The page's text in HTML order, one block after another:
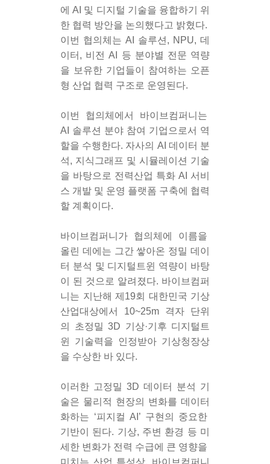
에 AI 및 디지털 기술을 융합하기 위
한 협력 방안을 논의했다고 밝혔다.
이번 협의체는 AI 솔루션, NPU, 데
이터, 비전 AI 등 분야별 전문 역량
을 보유한 기업들이 참여하는 오픈
형 산업 협력 구조로 운영된다.
이번 협의체에서 바이브컴퍼니는
AI 솔루션 분야 참여 기업으로서 역
할을 수행한다. 자사의 AI 데이터 분
석, 지식그래프 및 시뮬레이션 기술
을 바탕으로 전력산업 특화 AI 서비
스 개발 및 운영 플랫폼 구축에 협력
할 계획이다.
바이브컴퍼니가 협의체에 이름을
올린 데에는 그간 쌓아온 정밀 데이
터 분석 및 디지털트윈 역량이 바탕
이 된 것으로 알려졌다. 바이브컴퍼
니는 지난해 제19회 대한민국 기상
산업대상에서 10~25m 격자 단위
의 초정밀 3D 기상·기후 디지털트
윈 기술력을 인정받아 기상청장상
을 수상한 바 있다.
이러한 고정밀 3D 데이터 분석 기
술은 물리적 현장의 변화를 데이터
화하는 ‘피지컬 AI’ 구현의 중요한
기반이 된다. 기상, 주변 환경 등 미
세한 변화가 전력 수급에 큰 영향을
미치는 산업 특성상, 바이브컴퍼니